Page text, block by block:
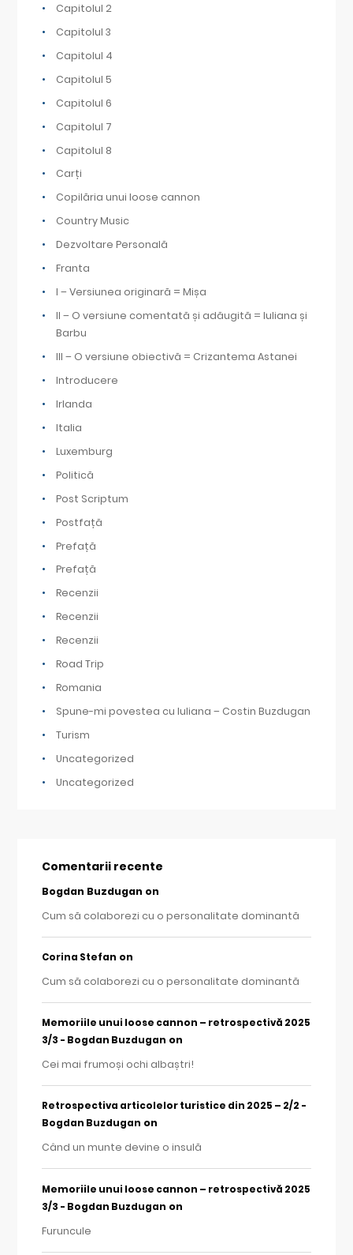
Capitolul 2
Capitolul 3
Capitolul 4
Capitolul 5
Capitolul 6
Capitolul 7
Capitolul 8
Carți
Copilăria unui loose cannon
Country Music
Dezvoltare Personală
Franta
I – Versiunea originară = Mișa
II – O versiune comentată și adăugită = Iuliana și
Barbu
III – O versiune obiectivă = Crizantema Astanei
Introducere
Irlanda
Italia
Luxemburg
Politică
Post Scriptum
Postfață
Prefață
Prefață
Recenzii
Recenzii
Recenzii
Road Trip
Romania
Spune-mi povestea cu Iuliana – Costin Buzdugan
Turism
Uncategorized
Uncategorized
Comentarii recente
Bogdan Buzdugan on
Cum să colaborezi cu o personalitate dominantă
Corina Stefan on
Cum să colaborezi cu o personalitate dominantă
Memoriile unui loose cannon – retrospectivă 2025
3/3 - Bogdan Buzdugan on
Cei mai frumoși ochi albaștri!
Retrospectiva articolelor turistice din 2025 – 2/2 -
Bogdan Buzdugan on
Când un munte devine o insulă
Memoriile unui loose cannon – retrospectivă 2025
3/3 - Bogdan Buzdugan on
Furuncule